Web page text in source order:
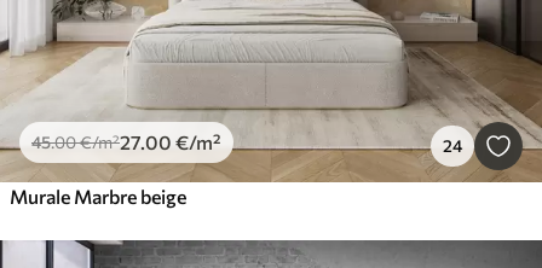
45.00€/m²27.00 €/m² 24
Murale Marbre beige